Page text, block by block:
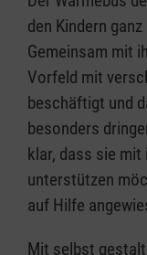
den Kindern
Gemeinsam mit
Vorfeld mit
beschäftigt und
besonders
klar, dass sie
unterstützen
auf Hilfe
Mit selbst